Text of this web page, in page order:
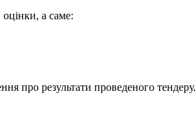
оцінки, а саме:
про результати проведеного тендеру.